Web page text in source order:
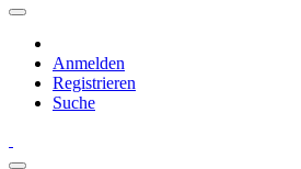
Anmelden
Registrieren
Suche